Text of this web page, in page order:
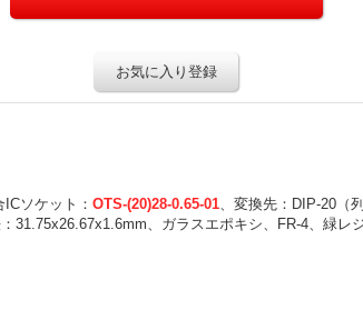
お気に入り登録
ソケット： OTS-(20)28-0.65-01、変換先：DIP-20（
31.75x26.67x1.6mm、ガラスエポキシ、FR-4、緑レ